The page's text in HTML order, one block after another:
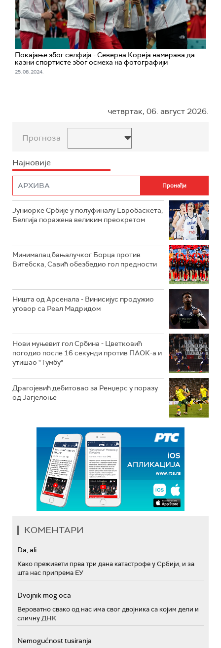
Покајање због селфија - Северна Кореја намерава да
казни спортисте због осмеха на фотографији
25. 08. 2024.
четвртак, 06. август 2026.
Прогноза
Најновије
Јуниорке Србије у полуфиналу Евробаскета,
Белгија поражена великим преокретом
Минималац бањалучког Борца против
Витебска, Савић обезбедио гол предности
Ништа од Арсенала - Винисијус продужио
уговор са Реал Мадридом
Нови муњевит гол Србина - Цветковић
погодио после 16 секунди против ПАОК-а и
утишао "Тумбу"
Драгојевић дебитовао за Ренџерс у поразу
од Јагјелоње
КОМЕНТАРИ
Da, ali...
Како преживети прва три дана катастрофе у Србији, и за
шта нас припрема ЕУ
Dvojnik mog oca
Вероватно свако од нас има свог двојника са којим дели и
сличну ДНК
Nemogućnost tusiranja